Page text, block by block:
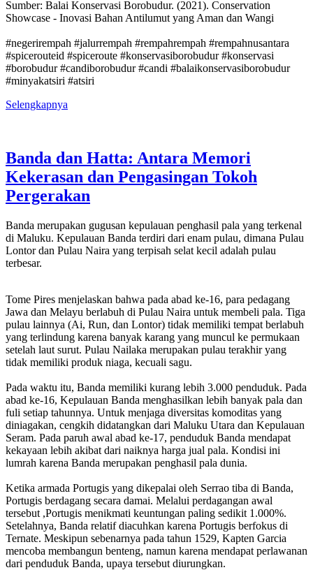
Sumber: Balai Konservasi Borobudur. (2021). Conservation
Showcase - Inovasi Bahan Antilumut yang Aman dan Wangi
#negerirempah #jalurrempah #rempahrempah #rempahnusantara
#spicerouteid #spiceroute #konservasiborobudur #konservasi
#borobudur #candiborobudur #candi #balaikonservasiborobudur
#minyakatsiri #atsiri
Selengkapnya
Banda dan Hatta: Antara Memori
Kekerasan dan Pengasingan Tokoh
Pergerakan
Banda merupakan gugusan kepulauan penghasil pala yang terkenal
di Maluku. Kepulauan Banda terdiri dari enam pulau, dimana Pulau
Lontor dan Pulau Naira yang terpisah selat kecil adalah pulau
terbesar.
Tome Pires menjelaskan bahwa pada abad ke-16, para pedagang
Jawa dan Melayu berlabuh di Pulau Naira untuk membeli pala. Tiga
pulau lainnya (Ai, Run, dan Lontor) tidak memiliki tempat berlabuh
yang terlindung karena banyak karang yang muncul ke permukaan
setelah laut surut. Pulau Nailaka merupakan pulau terakhir yang
tidak memiliki produk niaga, kecuali sagu.
Pada waktu itu, Banda memiliki kurang lebih 3.000 penduduk. Pada
abad ke-16, Kepulauan Banda menghasilkan lebih banyak pala dan
fuli setiap tahunnya. Untuk menjaga diversitas komoditas yang
diniagakan, cengkih didatangkan dari Maluku Utara dan Kepulauan
Seram. Pada paruh awal abad ke-17, penduduk Banda mendapat
kekayaan lebih akibat dari naiknya harga jual pala. Kondisi ini
lumrah karena Banda merupakan penghasil pala dunia.
Ketika armada Portugis yang dikepalai oleh Serrao tiba di Banda,
Portugis berdagang secara damai. Melalui perdagangan awal
tersebut ,Portugis menikmati keuntungan paling sedikit 1.000%.
Setelahnya, Banda relatif diacuhkan karena Portugis berfokus di
Ternate. Meskipun sebenarnya pada tahun 1529, Kapten Garcia
mencoba membangun benteng, namun karena mendapat perlawanan
dari penduduk Banda, upaya tersebut diurungkan.